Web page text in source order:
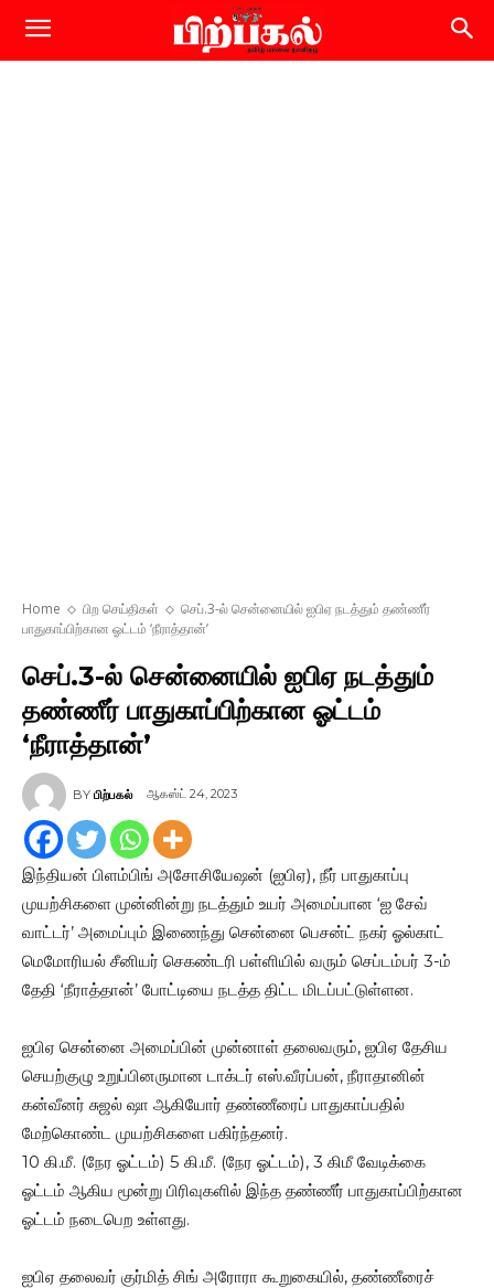
Home பிற செய்திகள்
செப்.3-ல் சென்னையில் ஐபிஏ நடத்தும் தண்ணீர்
பாதுகாப்பிற்கான ஓட்டம் ‘நீராத்தான்’
செப்.3-ல் சென்னையில் ஐபிஏ நடத்தும்
தண்ணீர் பாதுகாப்பிற்கான ஓட்டம்
‘நீராத்தான்’
BY பிற்பகல் ஆகஸ்ட் 24, 2023
இந்தியன் பிளம்பிங் அசோசியேஷன் (ஐபிஏ), நீர் பாதுகாப்பு
முயற்சிகளை முன்னின்று நடத்தும் உயர் அமைப்பான ‘ஐ சேவ்
வாட்டர்’ அமைப்பும் இணைந்து சென்னை பெசன்ட் நகர் ஓல்காட்
மெமோரியல் சீனியர் செகண்டரி பள்ளியில் வரும் செப்டம்பர் 3-ம்
தேதி ‘நீராத்தான்’ போட்டியை நடத்த திட்ட மிடப்பட்டுள்ளன.
ஐபிஏ சென்னை அமைப்பின் முன்னாள் தலைவரும், ஐபிஏ தேசிய
செயற்குழு உறுப்பினருமான டாக்டர் எஸ்.வீரப்பன், நீராதானின்
கன்வீனர் சுஜல் ஷா ஆகியோர் தண்ணீரைப் பாதுகாப்பதில்
மேற்கொண்ட முயற்சிகளை பகிர்ந்தனர்.
10 கி.மீ. (நேர ஓட்டம்) 5 கி.மீ. (நேர ஓட்டம்), 3 கிமீ வேடிக்கை
ஓட்டம் ஆகிய மூன்று பிரிவுகளில் இந்த தண்ணீர் பாதுகாப்பிற்கான
ஓட்டம் நடைபெற உள்ளது.
ஐபிஏ தலைவர் குர்மித் சிங் அரோரா கூறுகையில், தண்ணீரைச்